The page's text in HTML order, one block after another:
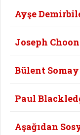
Ayşe
Joseph
Bülent Somay
Paul
Aşağıdan